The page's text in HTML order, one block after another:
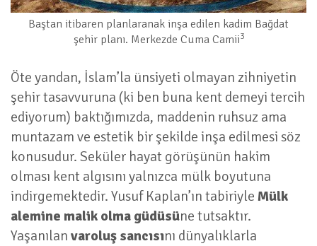
Baştan itibaren planlaranak inşa edilen kadim Bağdat
şehir planı. Merkezde Cuma Camii3
Öte yandan, İslam’la ünsiyeti olmayan zihniyetin
şehir tasavvuruna (ki ben buna kent demeyi tercih
ediyorum) baktığımızda, maddenin ruhsuz ama
muntazam ve estetik bir şekilde inşa edilmesi söz
konusudur. Seküler hayat görüşünün hakim
olması kent algısını yalnızca mülk boyutuna
indirgemektedir. Yusuf Kaplan’ın tabiriyle Mülk
alemine malik olma güdüsüne tutsaktır.
Yaşanılan varoluş sancısını dünyalıklarla